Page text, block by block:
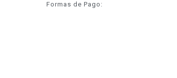
Formas de Pago: